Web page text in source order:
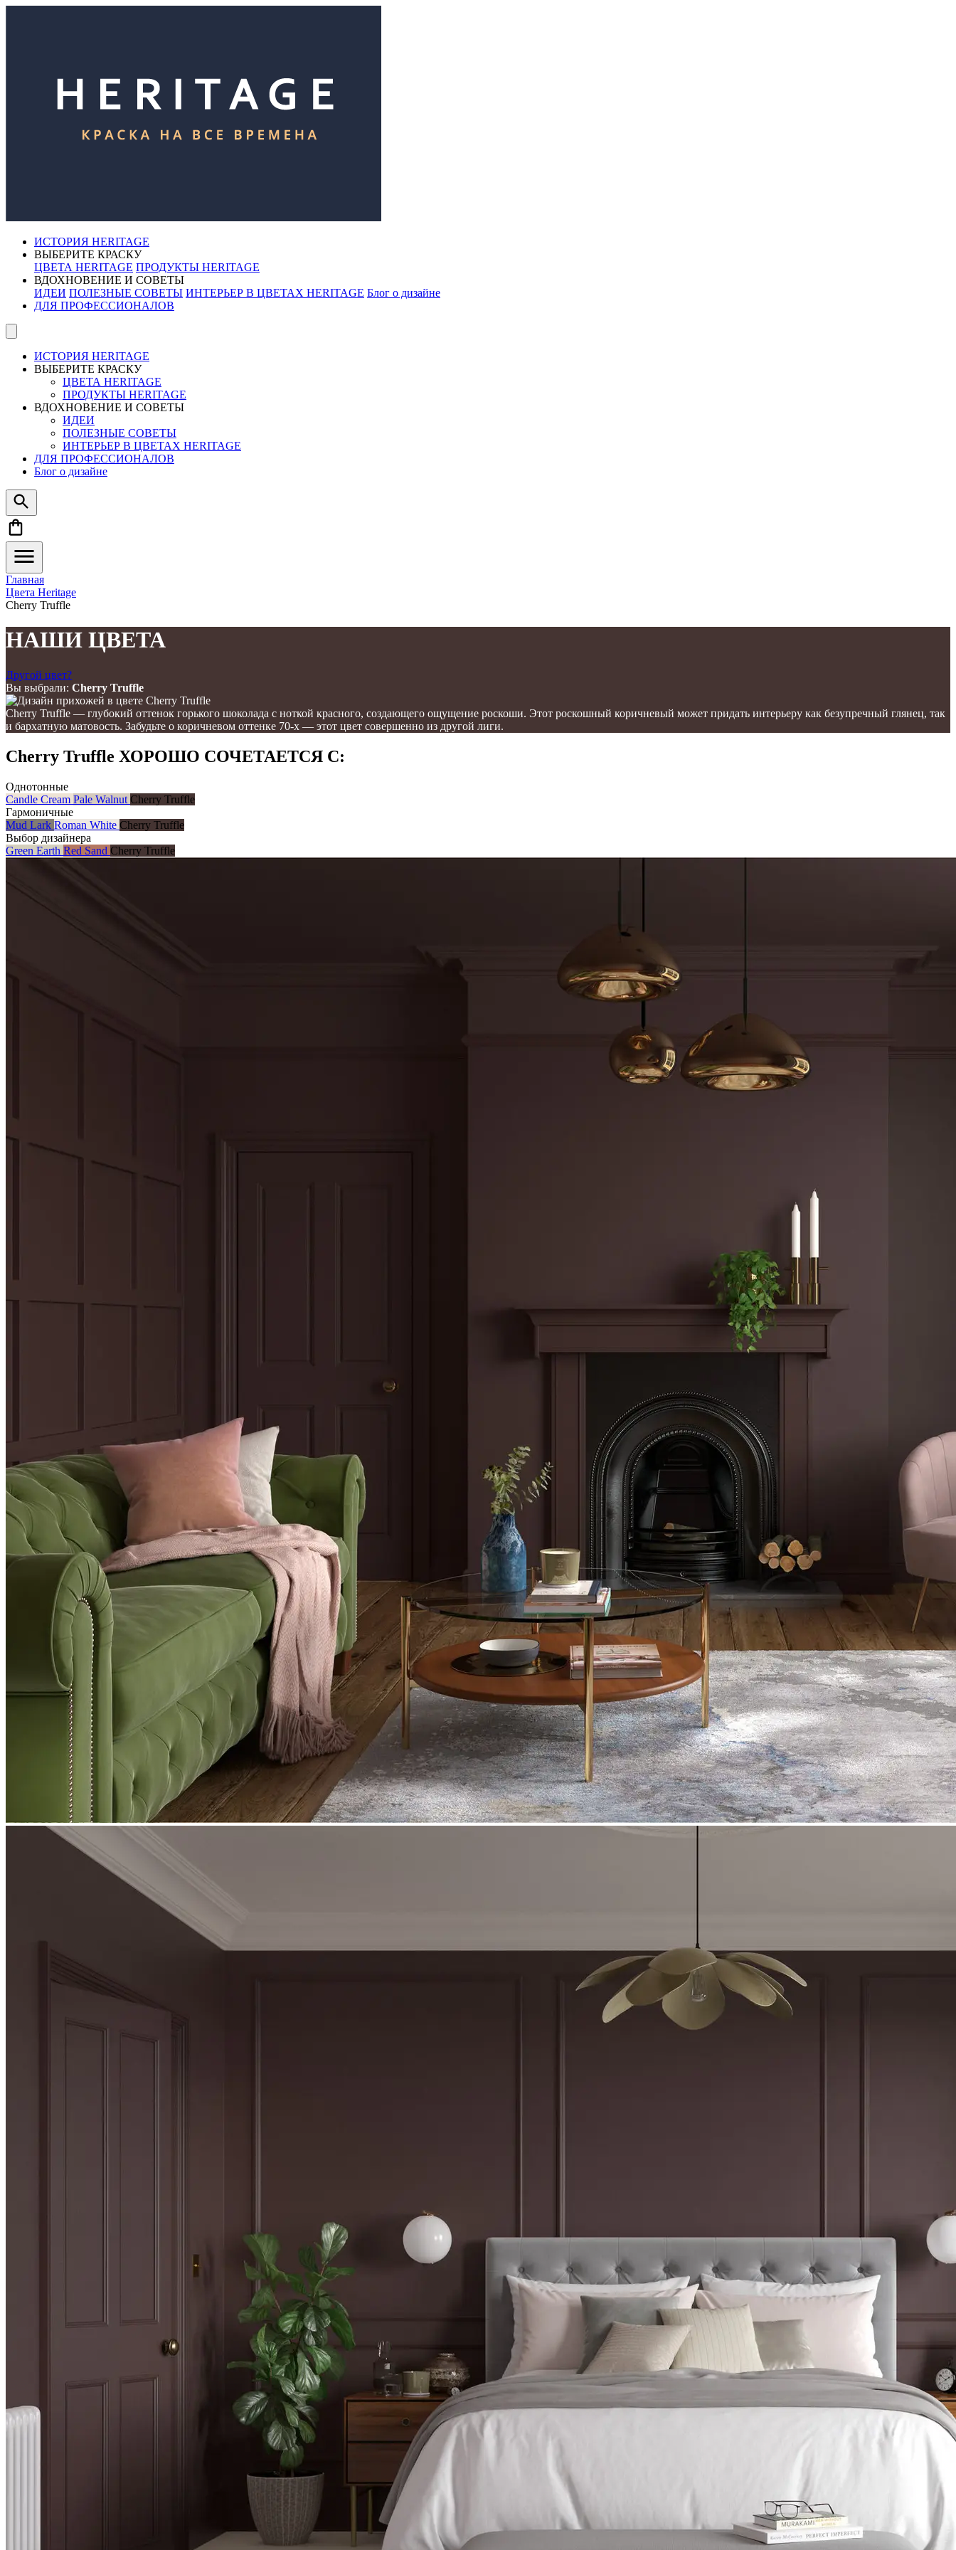
ИСТОРИЯ HERITAGE
ВЫБЕРИТЕ КРАСКУ
ЦВЕТА HERITAGE ПРОДУКТЫ HERITAGE
ВДОХНОВЕНИЕ И СОВЕТЫ
ИДЕИ ПОЛЕЗНЫЕ СОВЕТЫ ИНТЕРЬЕР В ЦВЕТАХ HERITAGE Блог о дизайне
ДЛЯ ПРОФЕССИОНАЛОВ
ИСТОРИЯ HERITAGE
ВЫБЕРИТЕ КРАСКУ
ЦВЕТА HERITAGE
ПРОДУКТЫ HERITAGE
ВДОХНОВЕНИЕ И СОВЕТЫ
ИДЕИ
ПОЛЕЗНЫЕ СОВЕТЫ
ИНТЕРЬЕР В ЦВЕТАХ HERITAGE
ДЛЯ ПРОФЕССИОНАЛОВ
Блог о дизайне
Главная
Цвета Heritage
Cherry Truffle
НАШИ ЦВЕТА
Другой цвет?
Вы выбрали: Cherry Truffle
Cherry Truffle — глубокий оттенок горького шоколада с ноткой красного, создающего ощущение роскоши. Этот роскошный коричневый может придать интерьеру как безупречный глянец, так
и бархатную матовость. Забудьте о коричневом оттенке 70-х — этот цвет совершенно из другой лиги.
Cherry Truffle ХОРОШО СОЧЕТАЕТСЯ С:
Однотонные
Candle Cream Pale Walnut Cherry Truffle
Гармоничные
Mud Lark Roman White Cherry Truffle
Выбор дизайнера
Green Earth Red Sand Cherry Truffle